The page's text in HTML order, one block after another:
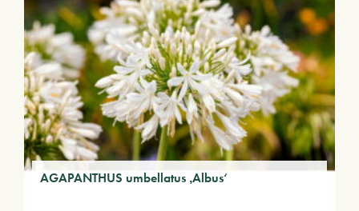
AGAPANTHUS umbellatus ‚Albus‘